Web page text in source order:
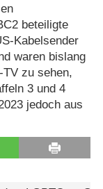
beteiligte
Kabelsender
waren bislang
zu sehen,
3 und 4
jedoch aus